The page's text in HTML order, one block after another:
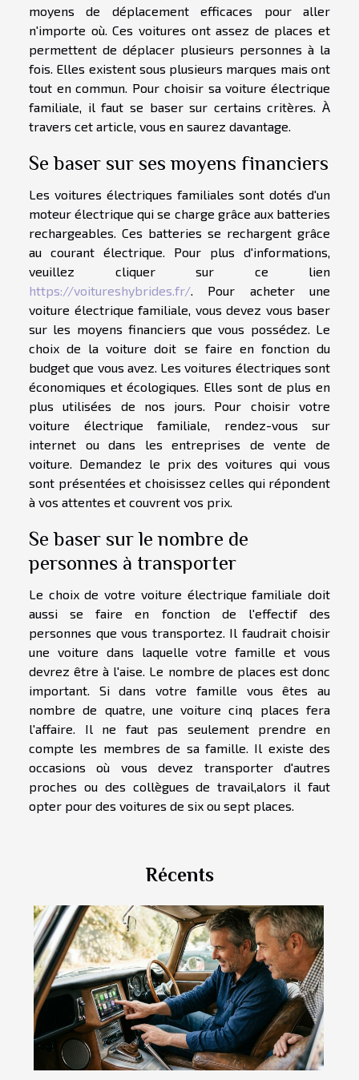
moyens de déplacement efficaces pour aller
n'importe où. Ces voitures ont assez de places et
permettent de déplacer plusieurs personnes à la
fois. Elles existent sous plusieurs marques mais ont
tout en commun. Pour choisir sa voiture électrique
familiale, il faut se baser sur certains critères. À
travers cet article, vous en saurez davantage.
Se baser sur ses moyens financiers
Les voitures électriques familiales sont dotés d'un
moteur électrique qui se charge grâce aux batteries
rechargeables. Ces batteries se rechargent grâce
au courant électrique. Pour plus d'informations,
veuillez cliquer sur ce lien
https://voitureshybrides.fr/ . Pour acheter une
voiture électrique familiale, vous devez vous baser
sur les moyens financiers que vous possédez. Le
choix de la voiture doit se faire en fonction du
budget que vous avez. Les voitures électriques sont
économiques et écologiques. Elles sont de plus en
plus utilisées de nos jours. Pour choisir votre
voiture électrique familiale, rendez-vous sur
internet ou dans les entreprises de vente de
voiture. Demandez le prix des voitures qui vous
sont présentées et choisissez celles qui répondent
à vos attentes et couvrent vos prix.
Se baser sur le nombre de
personnes à transporter
Le choix de votre voiture électrique familiale doit
aussi se faire en fonction de l'effectif des
personnes que vous transportez. Il faudrait choisir
une voiture dans laquelle votre famille et vous
devrez être à l'aise. Le nombre de places est donc
important. Si dans votre famille vous êtes au
nombre de quatre, une voiture cinq places fera
l'affaire. Il ne faut pas seulement prendre en
compte les membres de sa famille. Il existe des
occasions où vous devez transporter d'autres
proches ou des collègues de travail,alors il faut
opter pour des voitures de six ou sept places.
Récents